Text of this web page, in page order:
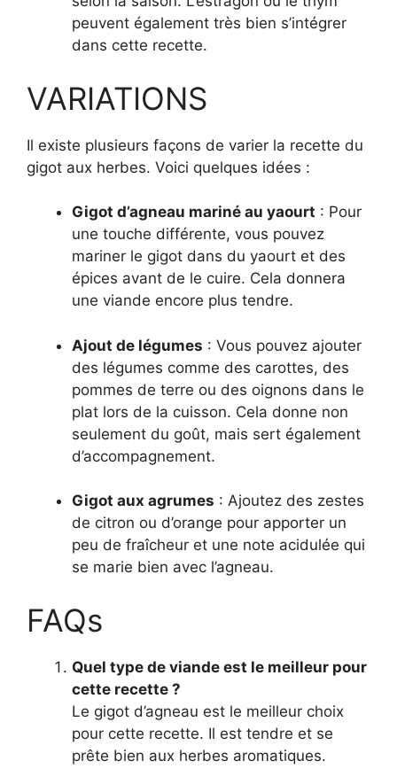
peuvent également très bien s’intégrer
dans cette recette.
VARIATIONS
Il existe plusieurs façons de varier la recette du
gigot aux herbes. Voici quelques idées :
Gigot d’agneau mariné au yaourt : Pour
une touche différente, vous pouvez
mariner le gigot dans du yaourt et des
épices avant de le cuire. Cela donnera
une viande encore plus tendre.
Ajout de légumes : Vous pouvez ajouter
des légumes comme des carottes, des
pommes de terre ou des oignons dans le
plat lors de la cuisson. Cela donne non
seulement du goût, mais sert également
d’accompagnement.
Gigot aux agrumes : Ajoutez des zestes
de citron ou d’orange pour apporter un
peu de fraîcheur et une note acidulée qui
se marie bien avec l’agneau.
FAQs
Quel type de viande est le meilleur pour
cette recette ?
Le gigot d’agneau est le meilleur choix
pour cette recette. Il est tendre et se
prête bien aux herbes aromatiques.